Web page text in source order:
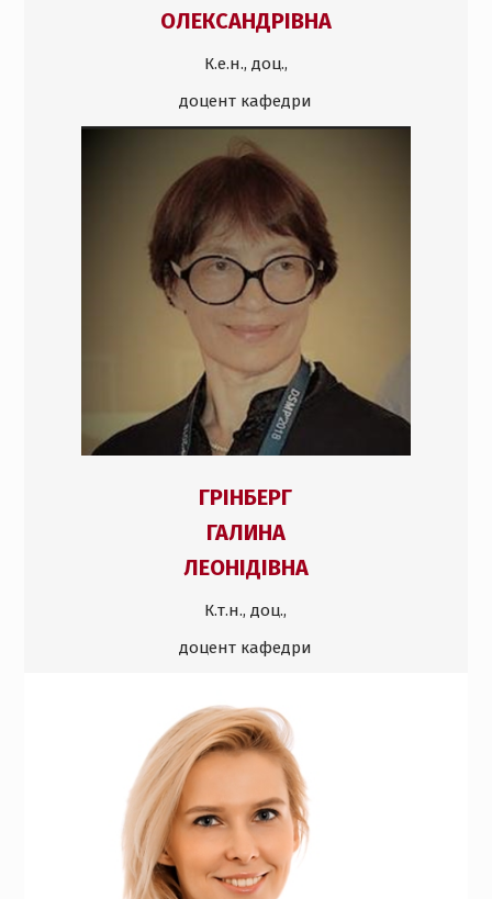
ОЛЕКСАНДРІВНА
К.е.н., доц.,
доцент кафедри
ГРІНБЕРГ
ГАЛИНА
ЛЕОНІДІВНА
К.т.н., доц.,
доцент кафедри